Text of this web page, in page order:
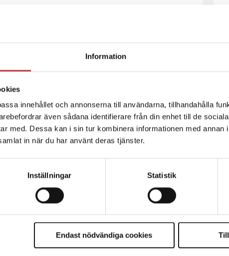
Information
innehållet och annonserna till användarna, tillhandahålla
även sådana identifierare från din enhet till de
med. Dessa kan i sin tur kombinera informationen med annan
in när du har använt deras tjänster.
Inställningar Statistik
Endast nödvändiga cookies